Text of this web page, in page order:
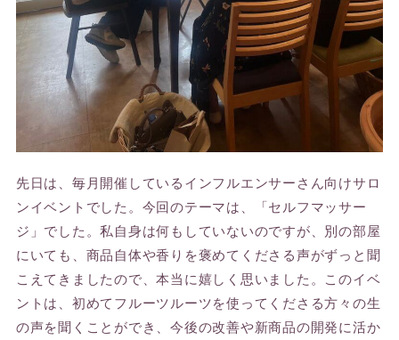
先日は、毎月開催しているインフルエンサーさん向けサロ
ンイベントでした。今回のテーマは、「セルフマッサー
ジ」でした。私自身は何もしていないのですが、別の部屋
にいても、商品自体や香りを褒めてくださる声がずっと聞
こえてきましたので、本当に嬉しく思いました。このイベ
ントは、初めてフルーツルーツを使ってくださる方々の生
の声を聞くことができ、今後の改善や新商品の開発に活か